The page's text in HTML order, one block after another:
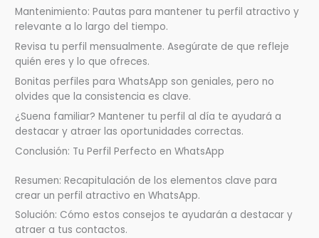
Mantenimiento: Pautas para mantener tu perfil atractivo y
relevante a lo largo del tiempo.
Revisa tu perfil mensualmente. Asegúrate de que refleje
quién eres y lo que ofreces.
Bonitas perfiles para WhatsApp son geniales, pero no
olvides que la consistencia es clave.
¿Suena familiar? Mantener tu perfil al día te ayudará a
destacar y atraer las oportunidades correctas.
Conclusión: Tu Perfil Perfecto en WhatsApp
Resumen: Recapitulación de los elementos clave para
crear un perfil atractivo en WhatsApp.
Solución: Cómo estos consejos te ayudarán a destacar y
atraer a tus contactos.